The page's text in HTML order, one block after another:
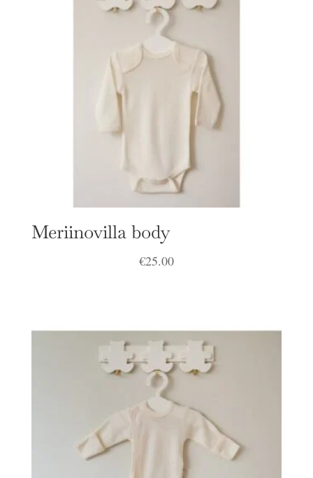
Meriinovilla body
€25.00